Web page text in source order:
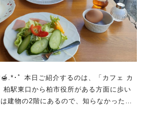
は 国産の果物を使用しており、健康で
指したグルテンフリーのものが中心にな
ムだそうです！ この投稿をInst
ですっきりとした味わいが特徴になって
っぱいフランボ
「カフェ カ